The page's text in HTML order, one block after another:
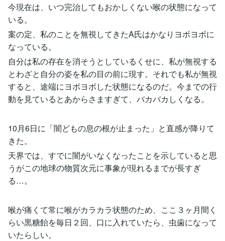
今現在は、いつ完治してもおかしくない喉の状態になって
いる。
案の定、私のことを無視してきたA氏はかなりヨボヨボに
なっている。
自分は私の存在を消そうとしているくせに、私が無視する
とわざと自分の姿を私の目の前に現す。それでも私が無視
すると、途端にヨボヨボした状態になるのだ。今までの行
動を見ているとあからさますぎて、バカバカしくなる。
10月6日に「闇どもの息の根が止まった」と直感が降りて
きた。
天界では、すでに闇がいなくなったことを示していると思
うがこの地球の物質次元に事象が現れるまでが長すぎ
る…。
喉が痛くて常に喉がカラカラ状態のため、ここ３ヶ月間く
らい黒糖飴を毎日２回、口に入れていたら、虫歯になって
いたらしい。